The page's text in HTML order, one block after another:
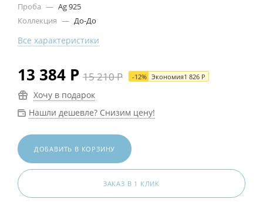
Проба — Ag 925
Коллекция — До-До
Все характеристики
13 384 Р 15 210Р -12% Экономия1 826 Р
Хочу в подарок
Нашли дешевле? Снизим цену!
ДОБАВИТЬ В КОРЗИНУ
ЗАКАЗ В 1 КЛИК